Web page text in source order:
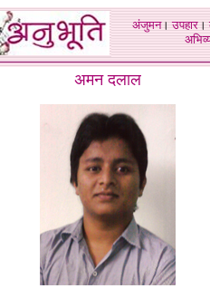
अंजुमन।उपहार।
अमन दलाल